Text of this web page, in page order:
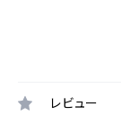
レビュー